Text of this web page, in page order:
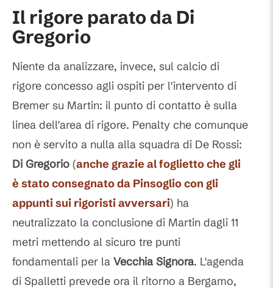
Il rigore parato da Di
Gregorio
Niente da analizzare, invece, sul calcio di
rigore concesso agli ospiti per l'intervento di
Bremer su Martin: il punto di contatto è sulla
linea dell'area di rigore. Penalty che comunque
non è servito a nulla alla squadra di De Rossi:
Di Gregorio (anche grazie al foglietto che gli
è stato consegnato da Pinsogliocon gli
appunti sui rigoristi avversari) ha
neutralizzato la conclusione di Martin dagli 11
metri mettendo al sicuro tre punti
fondamentali per la Vecchia Signora. L'agenda
di Spalletti prevede ora il ritorno a Bergamo,